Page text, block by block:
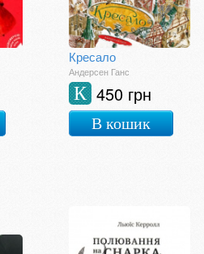
Кресало
Андерсен Ганс
450 грн
К
В кошик